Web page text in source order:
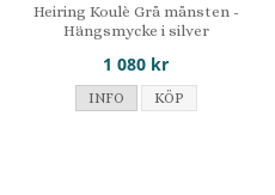
Heiring Koulè Grå månsten -
Hängsmycke i silver
1 080 kr
INFO KÖP